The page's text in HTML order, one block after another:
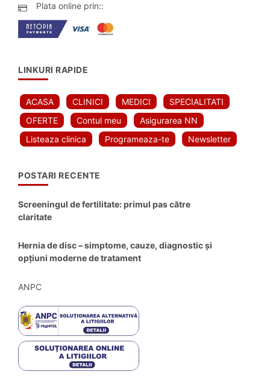
Plata online prin::
LINKURI RAPIDE
ACASA CLINICI MEDICI
SPECIALITATI
OFERTE
Contul meu
Asigurarea NN
Listeaza clinica
Programeaza-te Newsletter
POSTARI RECENTE
Screeningul de fertilitate: primul pas către
claritate
Hernia de disc – simptome, cauze, diagnostic și
opțiuni moderne de tratament
ANPC